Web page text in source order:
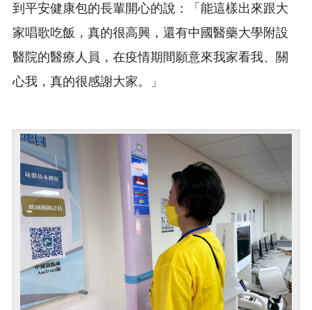
到平安健康包的長輩開心的說：「能這樣出來跟大
家唱歌吃飯，真的很高興，還有中國醫藥大學附設
醫院的醫療人員，在疫情期間願意來我家看我、關
心我，真的很感謝大家。」